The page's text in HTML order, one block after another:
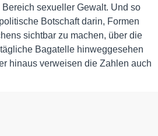
Bereich sexueller Gewalt. Und so
Botschaft darin, Formen
sichtbar zu machen, über die
Bagatelle hinweggesehen
hinaus verweisen die Zahlen auch